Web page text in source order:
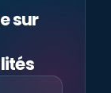
sur